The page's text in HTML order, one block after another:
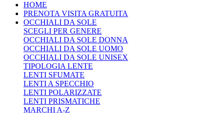
HOME
PRENOTA VISITA GRATUITA
OCCHIALI DA SOLE
SCEGLI PER GENERE
OCCHIALI DA SOLE DONNA
OCCHIALI DA SOLE UOMO
OCCHIALI DA SOLE UNISEX
TIPOLOGIA LENTE
LENTI SFUMATE
LENTI A SPECCHIO
LENTI POLARIZZATE
LENTI PRISMATICHE
MARCHI A-Z